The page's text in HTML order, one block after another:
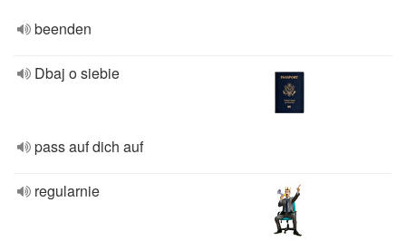
beenden
Dbaj o siebie
pass auf dich auf
regularnie